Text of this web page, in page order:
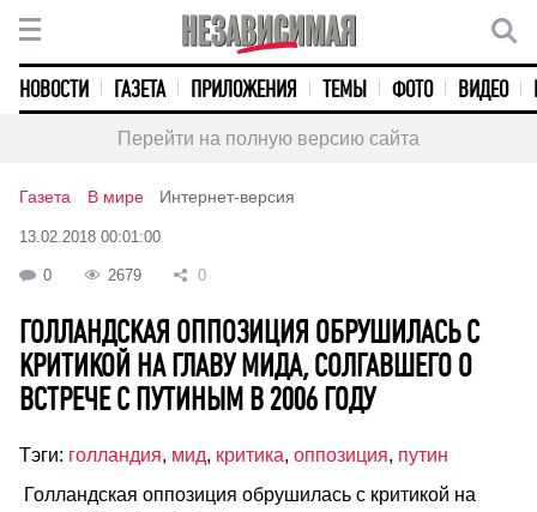
НОВОСТИ ГАЗЕТА ПРИЛОЖЕНИЯ ТЕМЫ ФОТО ВИДЕО
Перейти на полную версию сайта
Газета В мире Интернет-версия
13.02.2018 00:01:00
0 2679 0
ГОЛЛАНДСКАЯ ОППОЗИЦИЯ ОБРУШИЛАСЬ С
КРИТИКОЙ НА ГЛАВУ МИДА, СОЛГАВШЕГО О
ВСТРЕЧЕ С ПУТИНЫМ В 2006 ГОДУ
Тэги: голландия, мид, критика, оппозиция, путин
Голландская оппозиция обрушилась с критикой на